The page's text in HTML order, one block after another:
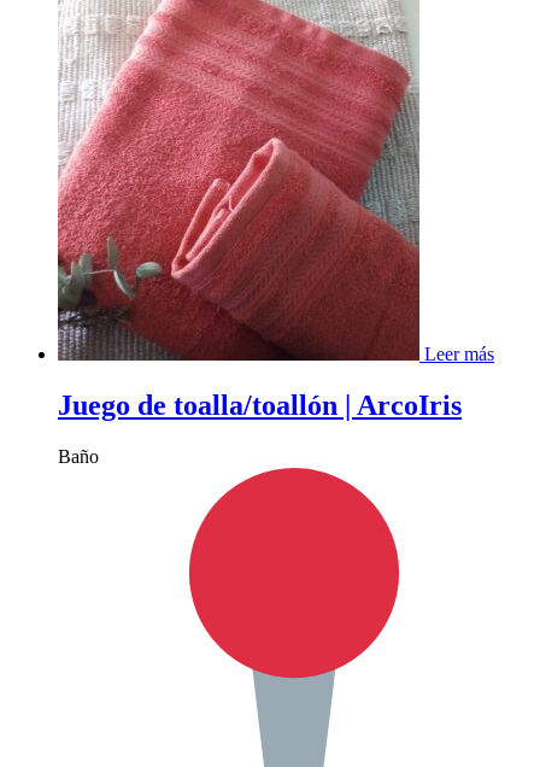
Leer más
Juego de toalla/toallón | ArcoIris
Baño